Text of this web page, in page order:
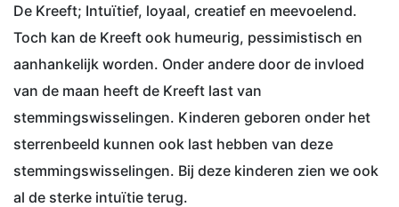
De Kreeft; Intuïtief, loyaal, creatief en meevoelend.
Toch kan de Kreeft ook humeurig, pessimistisch en
aanhankelijk worden. Onder andere door de invloed
van de maan heeft de Kreeft last van
stemmingswisselingen. Kinderen geboren onder het
sterrenbeeld kunnen ook last hebben van deze
stemmingswisselingen. Bij deze kinderen zien we ook
al de sterke intuïtie terug.